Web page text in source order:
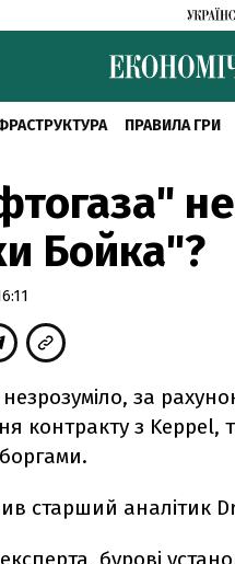
ПРАВИЛА ГРИ
Бойка"?
за
контракту з Keppel,
старший аналітик